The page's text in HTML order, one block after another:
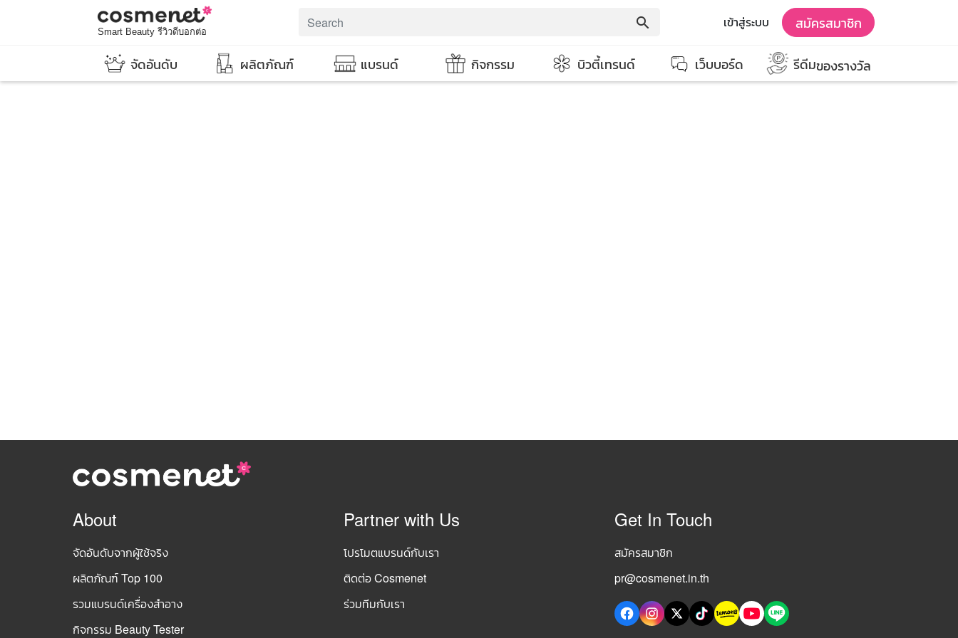
Smart Beauty รีวิวดีบอกต่อ
search เข้าสู่ระบบ สมัครสมาชิก
จัดอันดับ ผลิตภัณฑ์ แบรนด์ กิจกรรม บิวตี้เทรนด์ เว็บบอร์ด รีดีมของรางวัล
About
จัดอันดับจากผู้ใช้จริง
ผลิตภัณฑ์ Top 100
รวมแบรนด์เครื่องสำอาง
กิจกรรม Beauty Tester
Partner with Us
โปรโมตแบรนด์กับเรา
ติดต่อ Cosmenet
ร่วมทีมกับเรา
Get In Touch
สมัครสมาชิก
pr@cosmenet.in.th